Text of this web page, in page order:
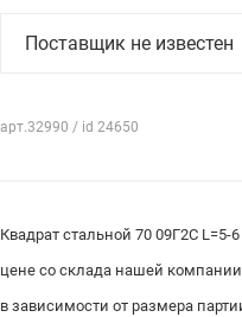
Поставщик не известен
арт.32990 / id 24650
Квадрат стальной 70 09Г2С L=5-
цене со склада нашей
в зависимости от размера